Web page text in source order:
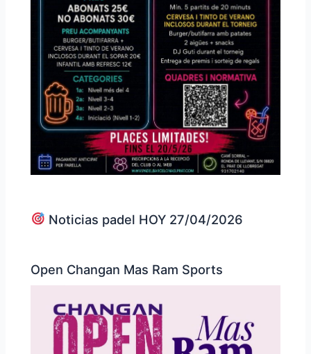
Noticias padel HOY 27/04/2026
Open Changan Mas Ram Sports